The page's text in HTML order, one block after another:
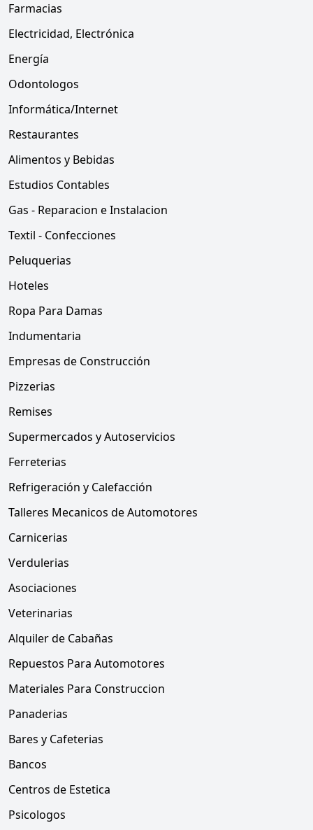
Farmacias
Electricidad, Electrónica
Energía
Odontologos
Informática/Internet
Restaurantes
Alimentos y Bebidas
Estudios Contables
Gas - Reparacion e Instalacion
Textil - Confecciones
Peluquerias
Hoteles
Ropa Para Damas
Indumentaria
Empresas de Construcción
Pizzerias
Remises
Supermercados y Autoservicios
Ferreterias
Refrigeración y Calefacción
Talleres Mecanicos de Automotores
Carnicerias
Verdulerias
Asociaciones
Veterinarias
Alquiler de Cabañas
Repuestos Para Automotores
Materiales Para Construccion
Panaderias
Bares y Cafeterias
Bancos
Centros de Estetica
Psicologos